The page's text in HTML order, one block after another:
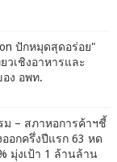
ปักหมุดสุดอร่อย"
วเชิงอาหารและ
ง อพท.
– สภาหอการค้าฯชี้
อกครึ่งปีแรก 63 หด
มุ่งเป้า 1 ล้านล้าน